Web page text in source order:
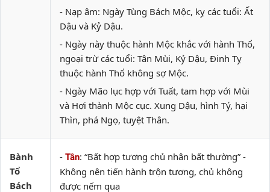
- Nạp âm: Ngày Tùng Bách Mộc, kỵ các tuổi: Ất
Dậu và Kỷ Dậu.
- Ngày này thuộc hành Mộc khắc với hành Thổ,
ngoại trừ các tuổi: Tân Mùi, Kỷ Dậu, Đinh Tỵ
thuộc hành Thổ không sợ Mộc.
- Ngày Mão lục hợp với Tuất, tam hợp với Mùi
và Hợi thành Mộc cục. Xung Dậu, hình Tý, hại
Thìn, phá Ngọ, tuyệt Thân.
Bành
Tổ
Bách
- Tân: “Bất hợp tương chủ nhân bất thường” -
Không nên tiến hành trộn tương, chủ không
được nếm qua